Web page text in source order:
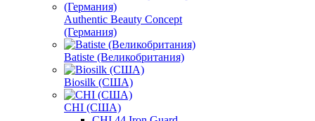
Authentic Beauty Concept
(Германия)
Batiste (Великобритания)
Biosilk (США)
CHI (США)